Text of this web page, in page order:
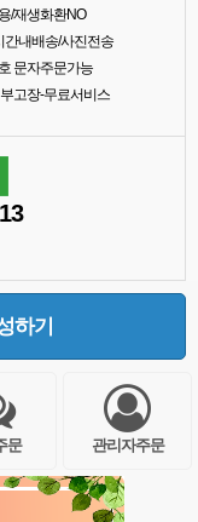
/재생화환NO
내배송/사진전송
문자주문가능
고장-무료서비스
하기
문 관리자주문